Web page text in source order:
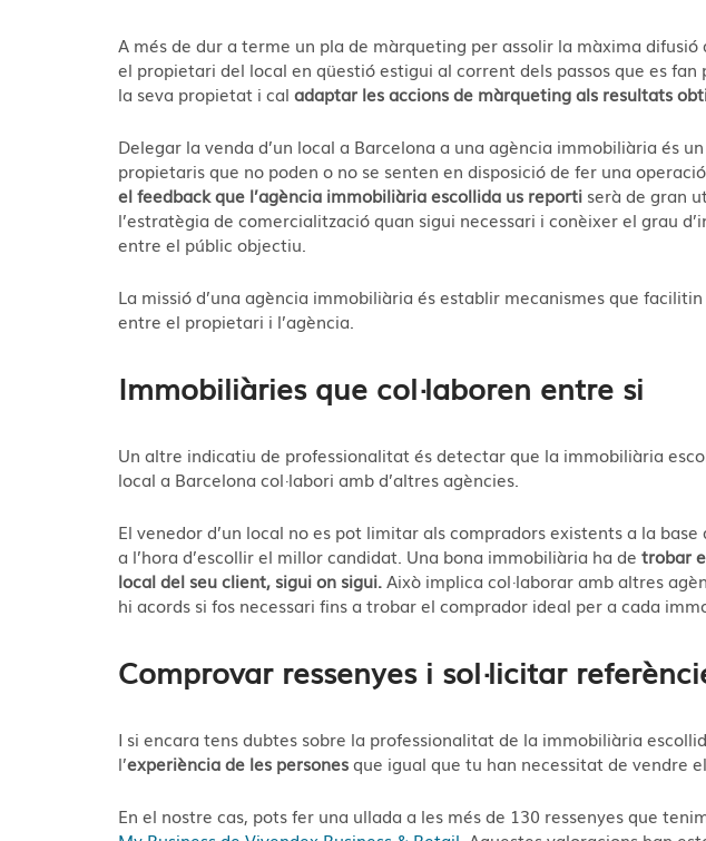
A més de dur a terme un pla de màrqueting per assolir la màxima difusió
el propietari del local en qüestió estigui al corrent dels passos que es
la seva propietat i caladaptar les accions de màrqueting als resultats
Delegar la venda d’un local a Barcelona a una agència immobiliària és
propietaris que no poden o no se senten en disposició de fer una
el feedback que l’agència immobiliària escollida us reporti serà de gran
l’estratègia de comercialització quan sigui necessari i conèixer el grau
entre el públic objectiu.
La missió d’una agència immobiliària és establir mecanismes que
entre el propietari i l’agència.
Immobiliàries que col·laboren entre si
Un altre indicatiu de professionalitat és detectar que la immobiliària
local a Barcelona col·labori amb d’altres agències.
El venedor d’un local no es pot limitar als compradors existents a la
a l’hora d’escollir el millor candidat. Una bona immobiliària ha detrobar
local del seu client, sigui on sigui.Això implica col·laborar amb altres
hi acords si fos necessari fins a trobar el comprador ideal per a cada
Comprovar ressenyes i sol·licitar
I si encara tens dubtes sobre la professionalitat de la immobiliària
l’experiència de les personesque igual que tu han necessitat de vendre
En el nostre cas, pots fer una ullada a les més de 130 ressenyes que